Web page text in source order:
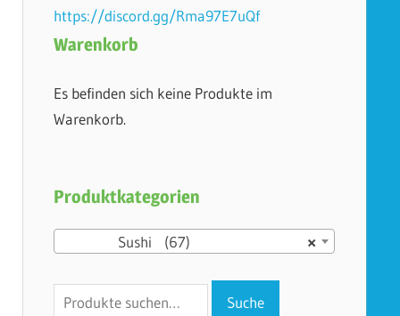
https://discord.gg/Rma97E7uQf
Warenkorb
Es befinden sich keine Produkte im
Warenkorb.
Produktkategorien
×
Sushi (67)
Suche